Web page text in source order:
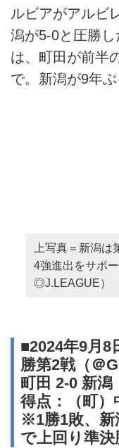
ルビアがアルビ
潟が5-0と圧勝
は、町田が前半
で。新潟が9年
上写真＝新潟は
4強進出をサポ
◎J.LEAGUE）
■2024年9月
勝第2戦（＠
町田 2-0 新潟
得点：（町）
※1勝1敗、新
で上回り準決